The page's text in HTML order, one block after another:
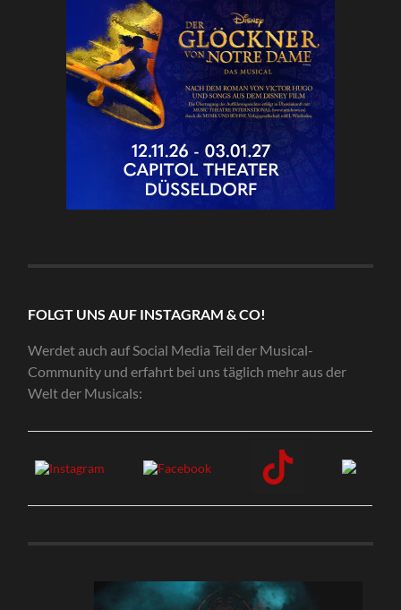
FOLGT UNS AUF INSTAGRAM & CO!
Werdet auch auf Social Media Teil der Musical-
Community und erfahrt bei uns täglich mehr aus der
Welt der Musicals: